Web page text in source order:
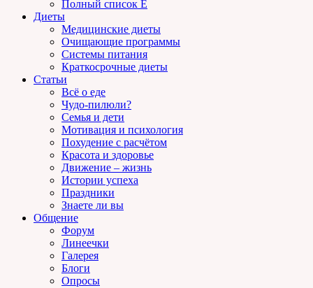
Полный список E
Диеты
Медицинские диеты
Очищающие программы
Системы питания
Краткосрочные диеты
Статьи
Всё о еде
Чудо-пилюли?
Семья и дети
Мотивация и психология
Похудение с расчётом
Красота и здоровье
Движение – жизнь
Истории успеха
Праздники
Знаете ли вы
Общение
Форум
Линеечки
Галерея
Блоги
Опросы